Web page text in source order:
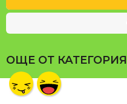
ОЩЕ ОТ КАТЕГОРИЯ